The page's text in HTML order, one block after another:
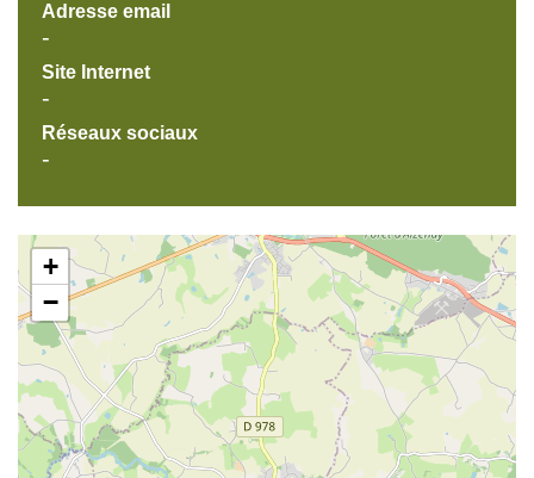
Adresse email
-
Site Internet
-
Réseaux sociaux
-
+
−